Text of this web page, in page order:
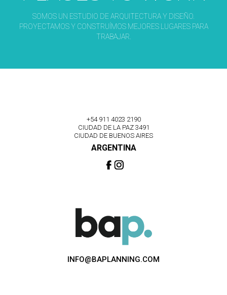
SOMOS UN ESTUDIO DE ARQUITECTURA Y DISEÑO.
PROYECTAMOS Y CONSTRUÍMOS MEJORES LUGARES PARA
TRABAJAR.
+54 911 4023 2190
CIUDAD DE LA PAZ 3491
CIUDAD DE BUENOS AIRES
ARGENTINA
INFO@BAPLANNING.COM